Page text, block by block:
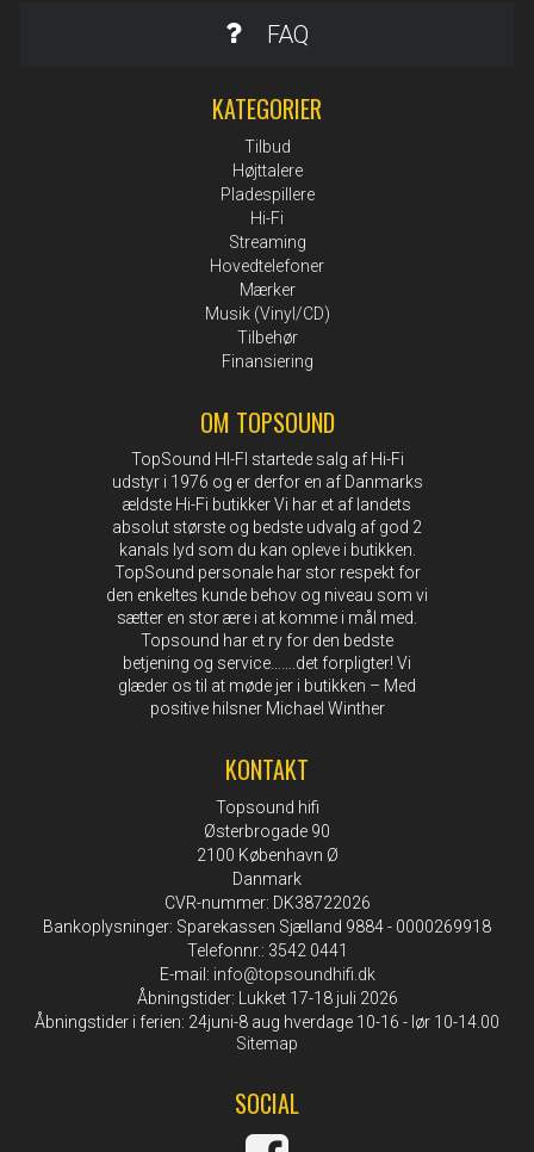
FAQ
KATEGORIER
Tilbud
Højttalere
Pladespillere
Hi-Fi
Streaming
Hovedtelefoner
Mærker
Musik (Vinyl/CD)
Tilbehør
Finansiering
OM TOPSOUND
TopSound HI-FI startede salg af Hi-Fi
udstyr i 1976 og er derfor en af Danmarks
ældste Hi-Fi butikker Vi har et af landets
absolut største og bedste udvalg af god 2
kanals lyd som du kan opleve i butikken.
TopSound personale har stor respekt for
den enkeltes kunde behov og niveau som vi
sætter en stor ære i at komme i mål med.
Topsound har et ry for den bedste
betjening og service…….det forpligter! Vi
glæder os til at møde jer i butikken – Med
positive hilsner Michael Winther
KONTAKT
Topsound hifi
Østerbrogade 90
2100 København Ø
Danmark
CVR-nummer: DK38722026
Bankoplysninger: Sparekassen Sjælland 9884 - 0000269918
Telefonnr.: 3542 0441
E-mail : info@topsoundhifi.dk
Åbningstider: Lukket 17-18 juli 2026
Åbningstider i ferien: 24juni-8 aug hverdage 10-16 - lør 10-14.00
Sitemap
SOCIAL